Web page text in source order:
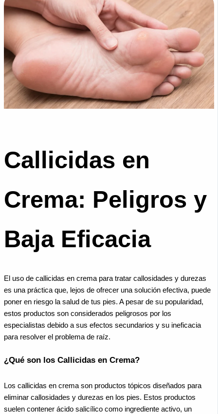
Callicidas en
Crema: Peligros y
Baja Eficacia
El uso de callicidas en crema para tratar callosidades y durezas
es una práctica que, lejos de ofrecer una solución efectiva, puede
poner en riesgo la salud de tus pies. A pesar de su popularidad,
estos productos son considerados peligrosos por los
especialistas debido a sus efectos secundarios y su ineficacia
para resolver el problema de raíz.
¿Qué son los Callicidas en Crema?
Los callicidas en crema son productos tópicos diseñados para
eliminar callosidades y durezas en los pies. Estos productos
suelen contener ácido salicílico como ingrediente activo, un